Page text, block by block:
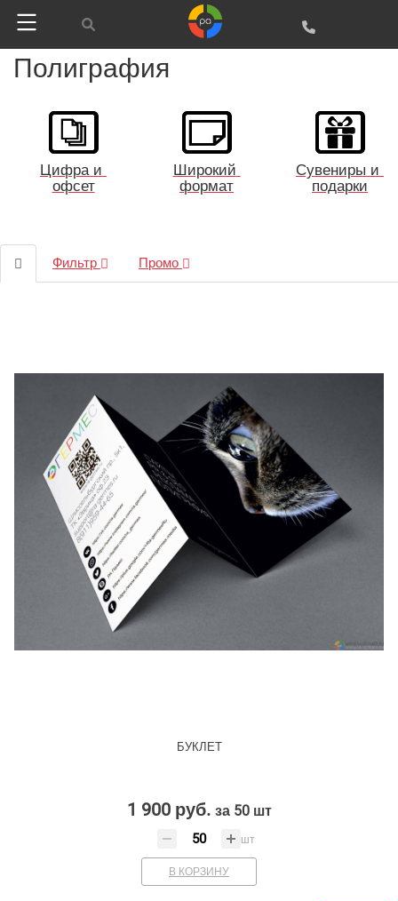
Полиграфия
Цифра и
офсет
Широкий
формат
Сувениры и
подарки
Фильтр Промо
БУКЛЕТ
1 900 руб. за 50 шт
шт
В КОРЗИНУ